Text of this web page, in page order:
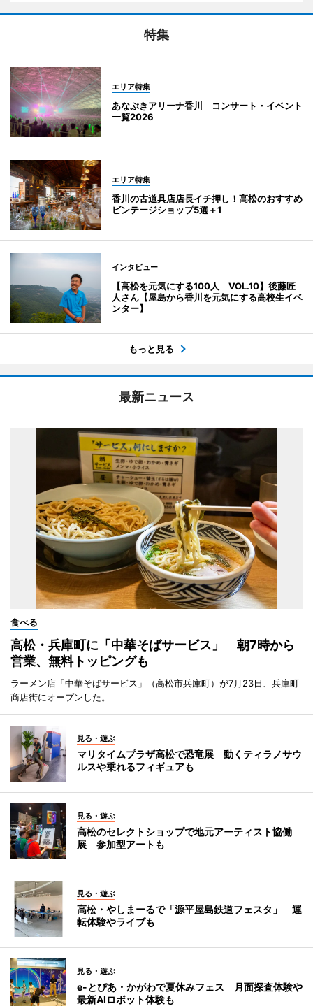
特集
エリア特集
あなぶきアリーナ香川 コンサート・イベント
一覧2026
エリア特集
香川の古道具店店長イチ押し！高松のおすすめ
ビンテージショップ5選＋1
インタビュー
【高松を元気にする100人 VOL.10】後藤匠
人さん【屋島から香川を元気にする高校生イベ
ンター】
もっと見る
最新ニュース
食べる
高松・兵庫町に「中華そばサービス」 朝7時から
営業、無料トッピングも
ラーメン店「中華そばサービス」（高松市兵庫町）が7月23日、兵庫町
商店街にオープンした。
見る・遊ぶ
マリタイムプラザ高松で恐竜展 動くティラノサウ
ルスや乗れるフィギュアも
見る・遊ぶ
高松のセレクトショップで地元アーティスト協働
展 参加型アートも
見る・遊ぶ
高松・やしまーるで「源平屋島鉄道フェスタ」 運
転体験やライブも
見る・遊ぶ
e-とぴあ・かがわで夏休みフェス 月面探査体験や
最新AIロボット体験も